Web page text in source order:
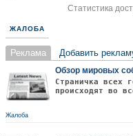
Статистика
ЖАЛОБА
Реклама Добавить
Обзор мировых
Страничка всех
происходят во
Жалоба